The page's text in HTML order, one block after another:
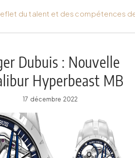
du talent et des compétences
Dubuis : Nouvelle
Hyperbeast MB
17 décembre 2022